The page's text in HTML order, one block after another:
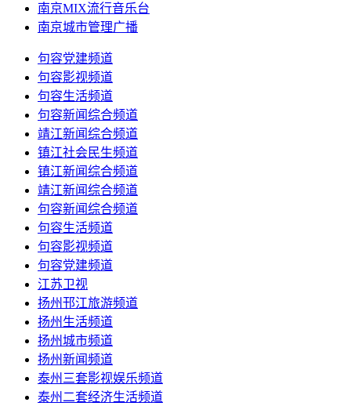
南京MIX流行音乐台
南京城市管理广播
句容党建频道
句容影视频道
句容生活频道
句容新闻综合频道
靖江新闻综合频道
镇江社会民生频道
镇江新闻综合频道
靖江新闻综合频道
句容新闻综合频道
句容生活频道
句容影视频道
句容党建频道
江苏卫视
扬州邗江旅游频道
扬州生活频道
扬州城市频道
扬州新闻频道
泰州三套影视娱乐频道
泰州二套经济生活频道